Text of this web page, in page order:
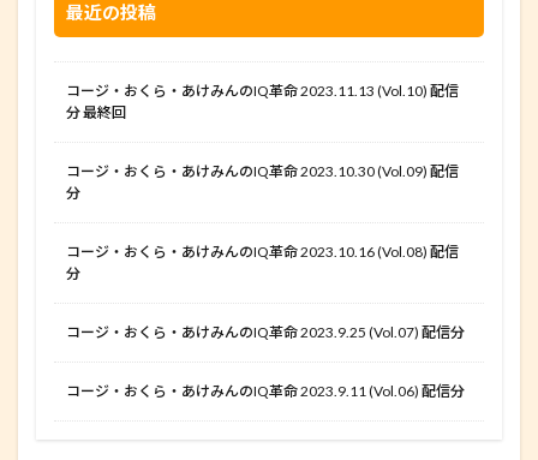
最近の投稿
コージ・おくら・あけみんのIQ革命 2023.11.13 (Vol.10) 配信
分 最終回
コージ・おくら・あけみんのIQ革命 2023.10.30 (Vol.09) 配信
分
コージ・おくら・あけみんのIQ革命 2023.10.16 (Vol.08) 配信
分
コージ・おくら・あけみんのIQ革命 2023.9.25 (Vol.07) 配信分
コージ・おくら・あけみんのIQ革命 2023.9.11 (Vol.06) 配信分